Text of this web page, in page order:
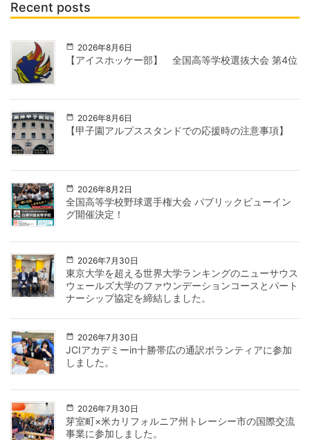
Recent posts
2026年8月6日
【アイスホッケー部】 全国高等学校選抜大会 第4位
2026年8月6日
【甲子園アルプススタンドでの応援時の注意事項】
2026年8月2日
全国高等学校野球選手権大会 パブリックビューイン
グ開催決定！
2026年7月30日
東京大学を超える世界大学ランキングのニューサウス
ウェールズ大学のファウンデーションコースとパート
ナーシップ協定を締結しました。
2026年7月30日
JCIアカデミーin十勝帯広の通訳ボランティアに参加
しました。
2026年7月30日
芽室町×米カリフォルニア州トレーシー市の国際交流
事業に参加しました。